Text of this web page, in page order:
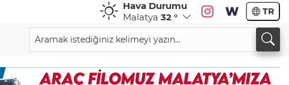
Hava Durumu
Malatya 32 ° TR